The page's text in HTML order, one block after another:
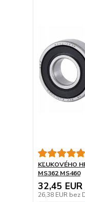
KĽUKOVÉHO
MS362 MS460
32,45 EUR
26,38 EUR bez